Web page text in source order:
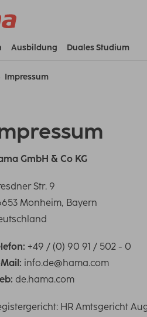
Ausbildung Duales Studium
Impressum
GmbH & Co KG
Str. 9
Monheim, Bayern
+49 / (0) 90 91 / 502 - 0
info.de@hama.com
de.hama.com
HR Amtsgericht